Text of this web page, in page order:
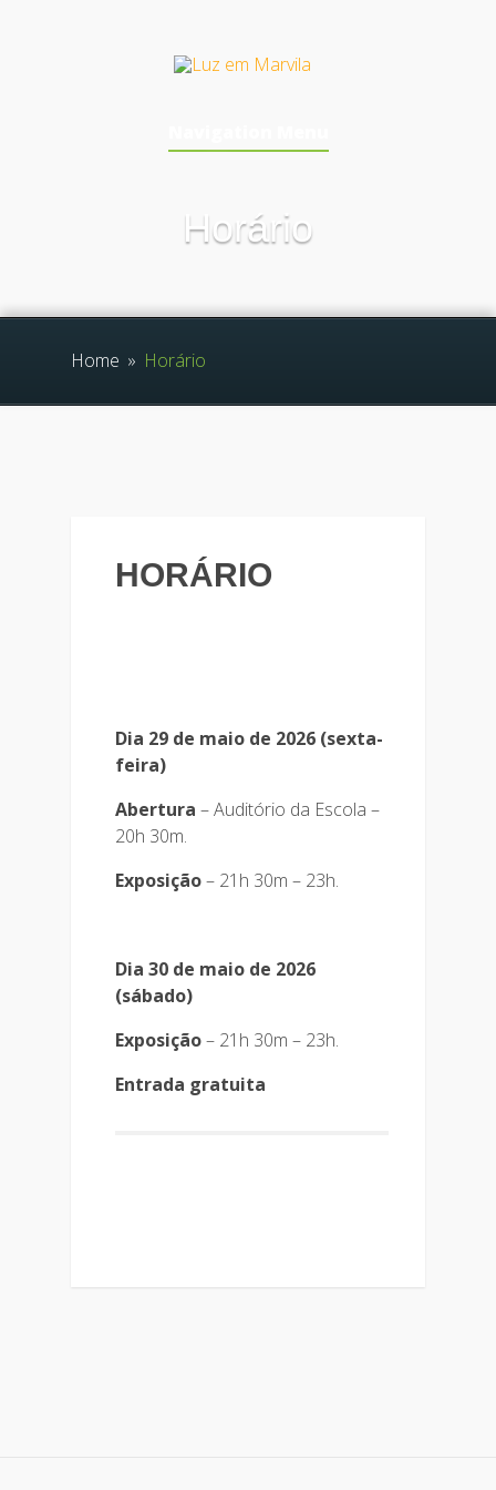
Horário
Home » Horário
HORÁRIO
Dia 29 de maio de 2026 (sexta-
feira)
Abertura – Auditório da Escola –
20h 30m.
Exposição– 21h 30m – 23h.
Dia 30 de maio de 2026
(sábado)
Exposição– 21h 30m – 23h.
Entrada gratuita